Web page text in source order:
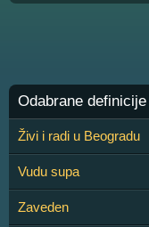
Odabrane definicije
Živi i radi u Beogradu
Vudu supa
Zaveden